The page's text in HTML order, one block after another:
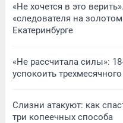
«Не хочется в это
«следователя на
Екатеринбурге
«Не рассчитала силы»:
успокоить
Слизни атакуют: как
три копеечных способа